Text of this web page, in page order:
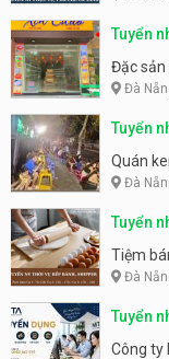
Tuyển
Nẵng
Đặc sản
Đà
Tuyển
Quán
Đà
Tuyển
Tiệm
Đà
Tuyển
Công ty